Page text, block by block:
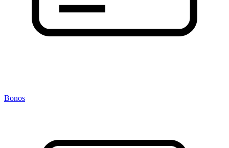
Bonos